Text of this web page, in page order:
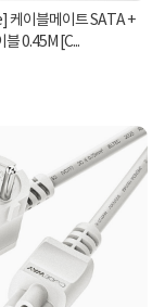
케이블메이트 SATA +
블 0.45M [C...